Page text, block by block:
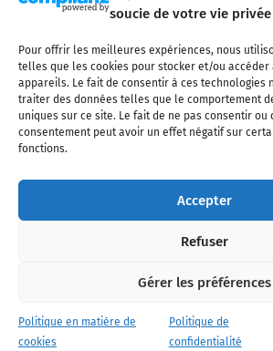
soucie de votre vie privée
Pour offrir les meilleures expériences, nous
telles que les cookies pour stocker et/ou accéder
appareils. Le fait de consentir à ces technologies
traiter des données telles que le comportement
uniques sur ce site. Le fait de ne pas consentir ou
consentement peut avoir un effet négatif sur
fonctions.
Accepter
Refuser
Gérer les préférences
Politique en matière de
cookies
Politique de
confidentialité
Qui sommes-nous ? Nous contacter
Mentions légales
CGV Politique de
l'industrie aéronautique, l'aviation commerciale,
services MRO et après-vente, le financement
civils, l'aéronautique de défense et l'industrie
interdite sans autorisation écrite spécifique du